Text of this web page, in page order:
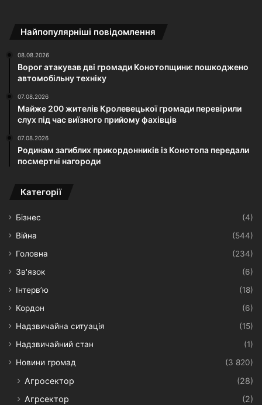
Найпопулярніші повідомлення
08.08.2026
Ворог атакував дві громади Конотопщини: пошкоджено
автомобільну техніку
07.08.2026
Майже 200 жителів Кролевецької громади перевірили
слух під час виїзного прийому фахівців
07.08.2026
Родинам загиблих прикордонників із Конотопа передали
посмертні нагороди
Категорії
Бізнес
(4)
Війна
(544)
Головна
(234)
Зв'язок
(6)
Інтерв’ю
(18)
Кордон
(6)
Надзвичайна ситуація
(15)
Надзвичайний стан
(1)
Новини громад
(3 820)
Агросектор
(28)
Агрсектор
(2)